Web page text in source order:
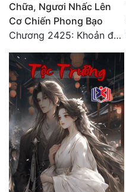
Chữa, Ngươi Nhấc Lên
Cơ Chiến Phong Bạo
Chương 2425: Khoản đầu tư của Tượng Chủ!! Nỗi nghi hoặc của Tô Bạch!